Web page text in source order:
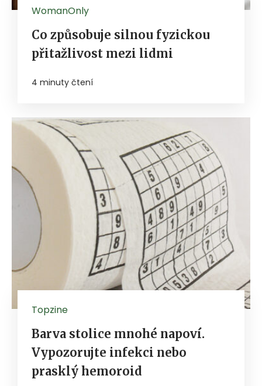
WomanOnly
Co způsobuje silnou fyzickou
přitažlivost mezi lidmi
4 minuty čtení
Topzine
Barva stolice mnohé napoví.
Vypozorujte infekci nebo
prasklý hemoroid